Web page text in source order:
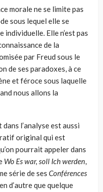
morale ne se limite pas
sous lequel elle se
individuelle. Elle n’est pas
de la
par Freud sous le
de ses paradoxes, à ce
et féroce sous laquelle
nous allons la
dans l’analyse est aussi
original qui est
pourrait appeler dans
Wo Es war, soll Ich werden,
série de ses Conférences
d’autre que quelque